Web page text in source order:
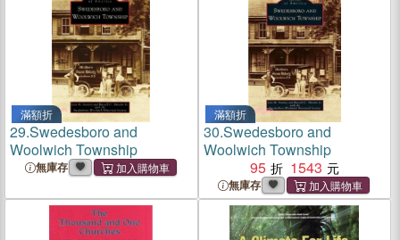
滿額折
29.Swedesboro and
Woolwich Township
無庫存
滿額折
30.Swedesboro and
Woolwich Township
95
1543
無庫存